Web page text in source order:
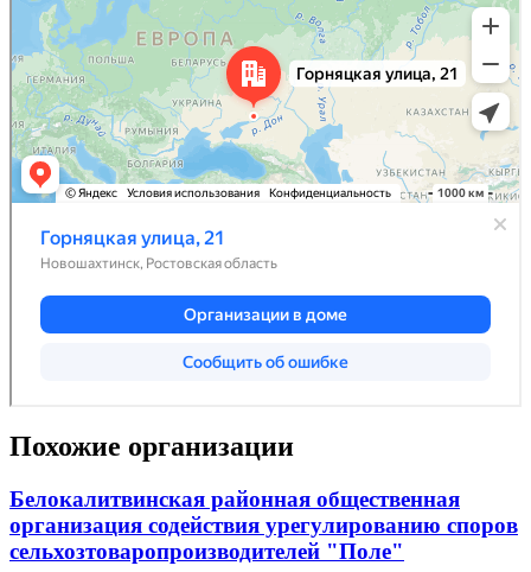
Похожие организации
Белокалитвинская районная общественная
организация содействия урегулированию споров
сельхозтоваропроизводителей "Поле"